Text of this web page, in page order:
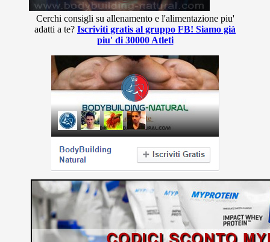
Cerchi consigli su allenamento e l'alimentazione piu'
adatti a te? Iscriviti gratis al gruppo FB! Siamo già
piu' di 30000 Atleti